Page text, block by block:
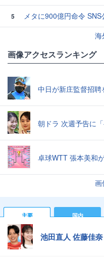
5
メタに900億円命令 SNS
海
画像アクセスランキング
中日が新庄監督招聘
朝ドラ 次週予告に「
卓球WTT 張本美和
画
主要 国内
池田直人 佐藤佳